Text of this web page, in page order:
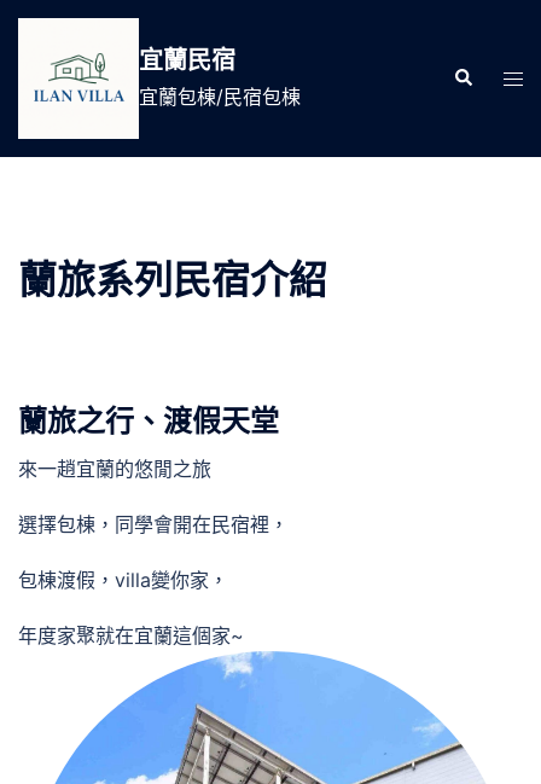
宜蘭民宿
宜蘭包棟/民宿包棟
Search
蘭旅系列民宿介紹
蘭旅之行、渡假天堂
來一趙宜蘭的悠閒之旅
選擇包棟，同學會開在民宿裡，
包棟渡假，villa變你家，
年度家聚就在宜蘭這個家~